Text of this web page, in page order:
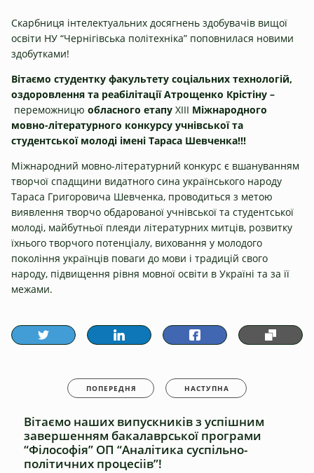
Скарбниця інтелектуальних досягнень здобувачів вищої
освіти НУ “Чернігівська політехніка” поповнилася новими
здобутками!
Вітаємо студентку факультету соціальних технологій,
оздоровлення та реабілітаціїАтрощенко Крістіну –
переможницю обласного етапу ХІІІ Міжнародного
мовно-літературного конкурсу учнівської та
студентської молоді імені Тараса Шевченка!!!
Міжнародний мовно-літературний конкурс є вшануванням
творчої спадщини видатного сина українського народу
Тараса Григоровича Шевченка, проводиться з метою
виявлення творчо обдарованої учнівської та студентської
молоді, майбутньої плеяди літературних митців, розвитку
їхнього творчого потенціалу, виховання у молодого
покоління українців поваги до мови і традицій свого
народу, підвищення рівня мовної освіти в Україні та за її
межами.
ПОПЕРЕДНЯ НАСТУПНА
Вітаємо наших випускників з успішним
завершенням бакалаврської програми
“Філософія” ОП “Аналітика суспільно-
політичних процесіів”!